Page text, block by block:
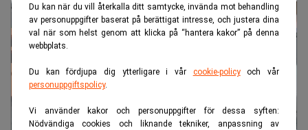
Du kan när du vill återkalla ditt samtycke, invända mot behandling
av personuppgifter baserat på berättigat intresse, och justera dina
val när som helst genom att klicka på “hantera kakor” på denna
webbplats.
Du kan fördjupa dig ytterligare i vår cookie-policyoch vår
personuppgiftspolicy.
Vi använder kakor och personuppgifter för dessa syften:
Nödvändiga cookies och liknande tekniker, anpassning av